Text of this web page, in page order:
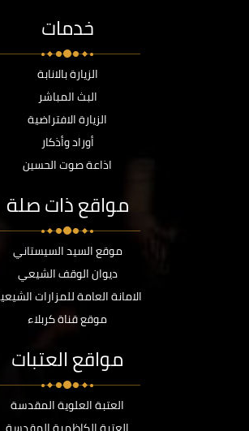
خدمات
الزيارة بالانابة
البث المباشر
الزيارة الافتراضية
أوراد وأذكار
اذاعة صوت الحسين
مواقع ذات صلة
موقع السيد السيستاني
ديوان الوقف الشيعي
الامانة العامة للمزارات
موقع قناة كربلاء
مواقع العتبات
العتبة العلوية المقدسة